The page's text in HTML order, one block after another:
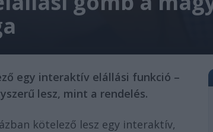
egy interaktív elállási funkció –
lesz, mint a rendelés.
kötelező lesz egy interaktív,